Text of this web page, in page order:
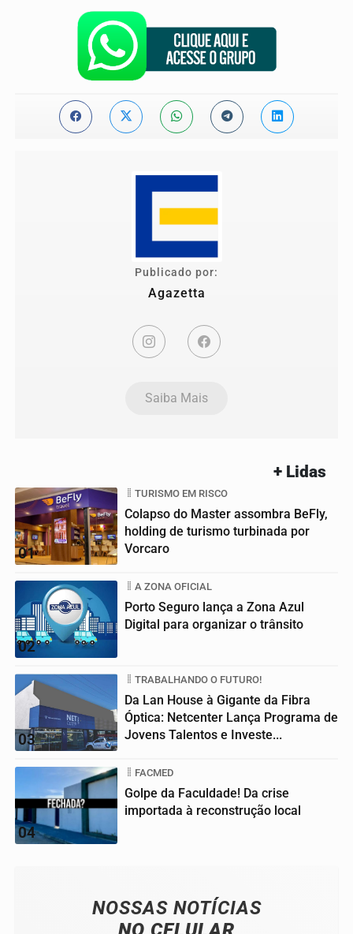
Publicado por:
Agazetta
Saiba Mais
+ Lidas
01
TURISMO EM RISCO
Colapso do Master assombra BeFly,
holding de turismo turbinada por
Vorcaro
02
A ZONA OFICIAL
Porto Seguro lança a Zona Azul
Digital para organizar o trânsito
03
TRABALHANDO O FUTURO!
Da Lan House à Gigante da Fibra
Óptica: Netcenter Lança Programa de
Jovens Talentos e Investe...
04
FACMED
Golpe da Faculdade! Da crise
importada à reconstrução local
NOSSAS NOTÍCIAS